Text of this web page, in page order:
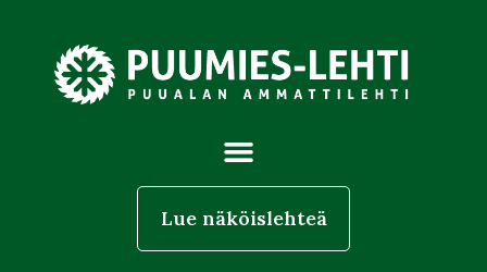
Lue näköislehteä